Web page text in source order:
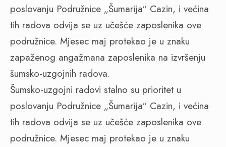
poslovanju Podružnice „Šumarija“ Cazin, i većina
tih radova odvija se uz učešće zaposlenika ove
podružnice. Mjesec maj protekao je u znaku
zapaženog angažmana zaposlenika na izvršenju
šumsko-uzgojnih radova.
Šumsko-uzgojni radovi stalno su prioritet u
poslovanju Podružnice „Šumarija“ Cazin, i većina
tih radova odvija se uz učešće zaposlenika ove
podružnice. Mjesec maj protekao je u znaku